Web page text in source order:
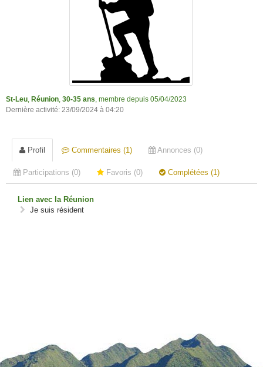
St-Leu Réunion 30-35 ans , membre depuis 05/04/2023
Dernière activité: 23/09/2024 à 04:20
Profil Commentaires (1) Annonces (0)
Participations (0) Favoris (0) Complétées (1)
Lien avec la Réunion
Je suis résident